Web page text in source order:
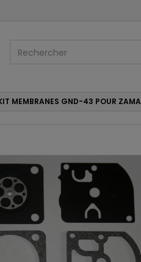
MEMBRANES GND-43 POUR ZAMA